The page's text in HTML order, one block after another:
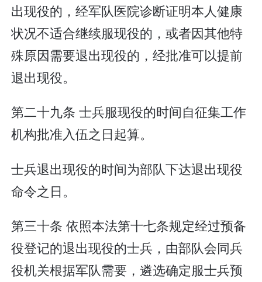
出现役的，经军队医院诊断证明本人健康
状况不适合继续服现役的，或者因其他特
殊原因需要退出现役的，经批准可以提前
退出现役。
第二十九条 士兵服现役的时间自征集工作
机构批准入伍之日起算。
士兵退出现役的时间为部队下达退出现役
命令之日。
第三十条 依照本法第十七条规定经过预备
役登记的退出现役的士兵，由部队会同兵
役机关根据军队需要，遴选确定服士兵预